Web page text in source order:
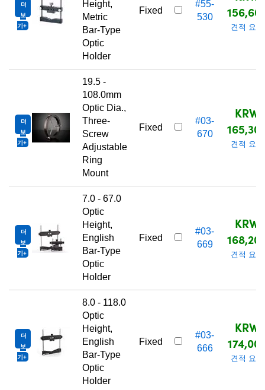
더
보
기
Height,
Metric
Bar-Type
Optic
Holder
Fixed
#55-
530
견적 요청
더
보
기
19.5 -
108.0mm
Optic Dia.,
Three-
Screw
Adjustable
Ring
Mount
Fixed
#03-
670
KRW
견적 요청
더
보
기
7.0 - 67.0
Optic
Height,
English
Bar-Type
Optic
Holder
Fixed
#03-
669
KRW
견적 요청
더
보
기
8.0 - 118.0
Optic
Height,
English
Bar-Type
Optic
Holder
Fixed
#03-
666
KRW
견적 요청